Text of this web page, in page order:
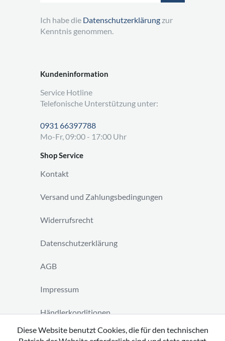
Kundeninformation
Service Hotline
Telefonische Unterstützung unter:
0931 66397788
Mo-Fr, 09:00 - 17:00 Uhr
Shop Service
Kontakt
Versand und Zahlungsbedingungen
Widerrufsrecht
Datenschutzerklärung
AGB
Impressum
Händlerkonditionen
Vertrag widerrufen
Ich habe die Datenschutzerklärung zur
Kenntnis genommen.
Diese Website benutzt Cookies, die für den technischen